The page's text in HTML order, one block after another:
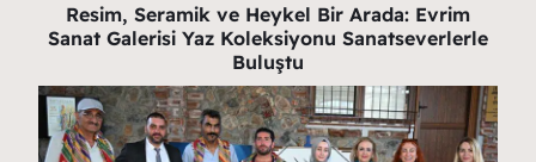
Resim, Seramik ve Heykel Bir Arada: Evrim
Sanat Galerisi Yaz Koleksiyonu Sanatseverlerle
Buluştu